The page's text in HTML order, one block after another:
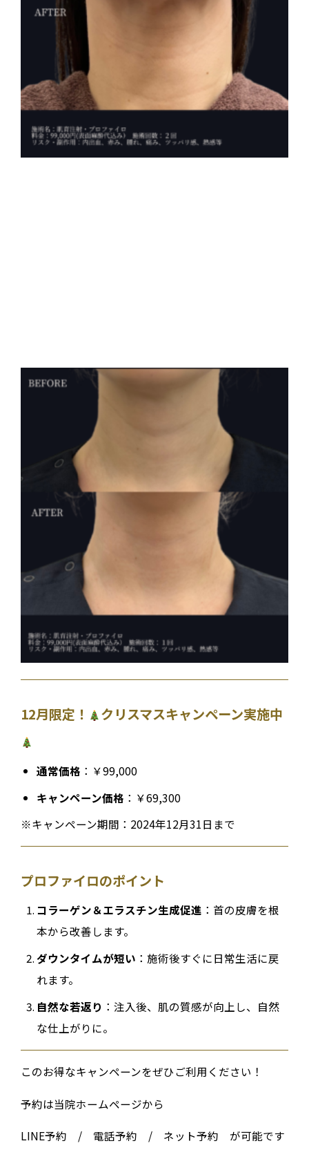
12月限定！ クリスマスキャンペーン実施中
通常価格 ：￥99,000
キャンペーン価格 ：￥69,300
※キャンペーン期間：2024年12月31日まで
プロファイロのポイント
コラーゲン＆エラスチン生成促進 ：首の皮膚を根
本から改善します。
ダウンタイムが短い ：施術後すぐに日常生活に戻
れます。
自然な若返り ：注入後、肌の質感が向上し、自然
な仕上がりに。
このお得なキャンペーンをぜひご利用ください！
予約は当院ホームページから
LINE予約 / 電話予約 / ネット予約 が可能です